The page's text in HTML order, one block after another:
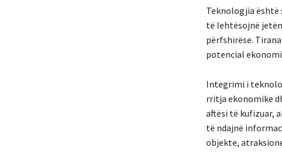
Teknologjia
të lehtësojnë
përfshirëse. Tirana
potencial
Integrimi i
rritja ekonomike
aftësi të kufizuar,
të ndajnë
objekte,